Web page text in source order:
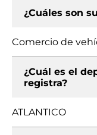
¿Cuáles son
Comercio de
¿Cuál es el
registra?
ATLANTICO